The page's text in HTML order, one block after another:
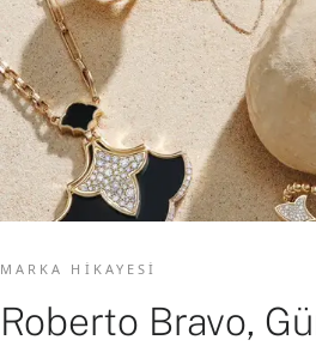
MARKA HIKAYESI
Roberto Bravo,